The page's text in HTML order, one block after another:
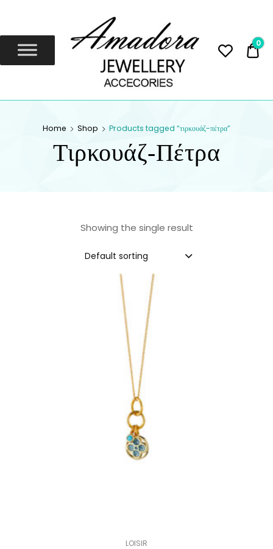
JEWELLERY
0
Home Shop Products tagged “τιρκουάζ-πέτρα”
Τιρκουάζ-Πέτρα
Showing the single result
Default sorting
LOISIR